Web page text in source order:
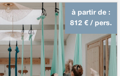
à partir de :
812 € / pers.